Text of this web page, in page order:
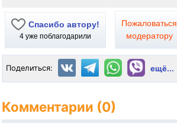
Спасибо автору!
4 уже поблагодарили
Пожаловаться
модератору
Поделиться: ещё...
Комментарии (0)